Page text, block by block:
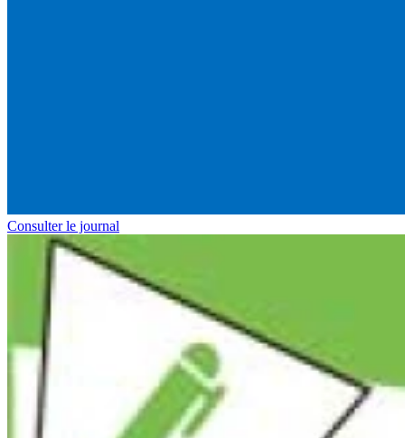
Consulter le journal